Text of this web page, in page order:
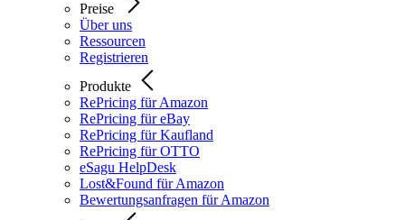
Preise
Über uns
Ressourcen
Registrieren
Produkte
RePricing für Amazon
RePricing für eBay
RePricing für Kaufland
RePricing für OTTO
eSagu HelpDesk
Lost&Found für Amazon
Bewertungsanfragen für Amazon